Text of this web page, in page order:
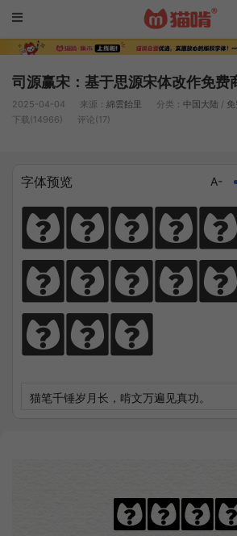
司源赢宋：基于思源宋体改作免费
2025-04-04 来源： 綿雲飴里 分类： 中国大陆 /
下载(14966)
评论(17)
字体预览 A-
猫笔千锤
长，啃文
真功。
司源赢